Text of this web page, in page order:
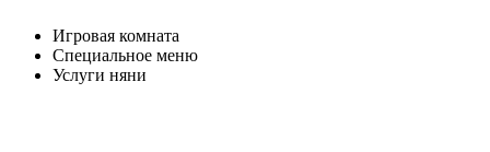
Игровая комната
Специальное меню
Услуги няни